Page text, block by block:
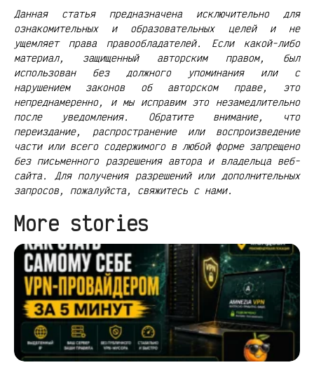
Данная статья предназначена исключительно для
ознакомительных и образовательных целей и не
ущемляет права правообладателей. Если какой-либо
материал, защищенный авторским правом, был
использован без должного упоминания или с
нарушением законов об авторском праве, это
непреднамеренно, и мы исправим это незамедлительно
после уведомления. Обратите внимание, что
переиздание, распространение или воспроизведение
части или всего содержимого в любой форме запрещено
без письменного разрешения автора и владельца веб-
сайта. Для получения разрешений или дополнительных
запросов, пожалуйста, свяжитесь с нами.
More stories